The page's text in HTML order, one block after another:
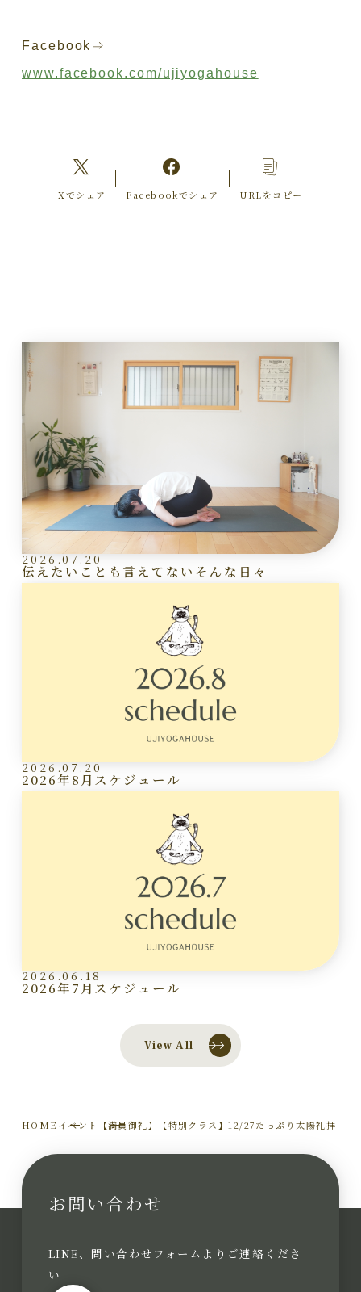
Facebook⇒
www.facebook.com/ujiyogahouse
Xでシェア Facebookでシェア URLをコピー
2026.07.20
伝えたいことも言えてないそんな日々
2026.07.20
2026年8月スケジュール
2026.06.18
2026年7月スケジュール
View All
HOME イベント 【満員御礼】【特別クラス】12/27たっぷり太陽礼拝
お問い合わせ
LINE、問い合わせフォームよりご連絡くださ
い